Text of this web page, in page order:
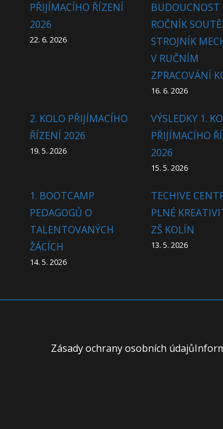
PŘIJÍMACÍHO ŘÍZENÍ
2026
22. 6. 2026
BUDOUCNOST
ROČNÍK
STROJNÍK
V RUČNÍM
ZPRACOVÁNÍ
16. 6. 2026
2. KOLO PŘIJÍMACÍHO
ŘÍZENÍ 2026
19. 5. 2026
VÝSLEDKY 1.
PŘIJÍMACÍHO
2026
15. 5. 2026
1. BOOTCAMP
PEDAGOGŮ O
TALENTOVANÝCH
ŽÁCÍCH
14. 5. 2026
TECHIVE
PLNÉ
ZŠ KOLÍN
13. 5. 2026
Zásady ochrany osobních údajů